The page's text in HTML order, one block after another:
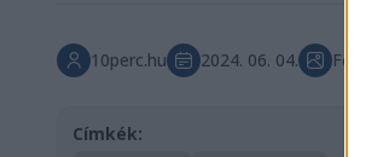
10perc.hu 2024. 06. 04.
Címkék: